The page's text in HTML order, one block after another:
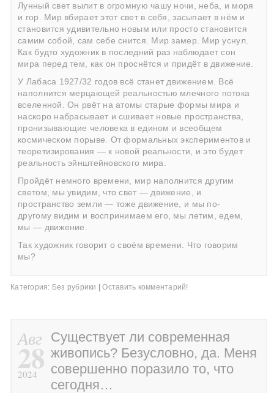
Лунный свет вылит в огромную чашу ночи, неба, и моря
и гор. Мир вбирает этот свет в себя, засыпает в нём и
становится удивительно новым или просто становится
самим собой, сам себе снится. Мир замер. Мир уснул.
Как будто художник в последний раз наблюдает сон
мира перед тем, как он проснётся и придёт в движение.
У Лабаса 1927/32 годов всё станет движением. Всё
наполнится мерцающей реальностью млечного потока
вселенной. Он рвёт на атомы старые формы мира и
наскоро набрасывает и сшивает новые пространства,
пронизывающие человека в едином и всеобщем
космическом порыве. От формальных экспериментов и
теоретизирования — к новой реальности, и это будет
реальность эйнштейновского мира.
Пройдёт немного времени, мир наполнится другим
светом, мы увидим, что свет — движение, и
пространство земли — тоже движение, и мы по-
другому видим и воспринимаем его, мы летим, едем,
мы — движение.
Так художник говорит о своём времени. Что говорим
мы?
Категория: Без рубрики | Оставить комментарий!
Авг
28
2024
Существует ли современная
живопись? Безусловно, да. Меня
совершенно поразило то, что
сегодня…